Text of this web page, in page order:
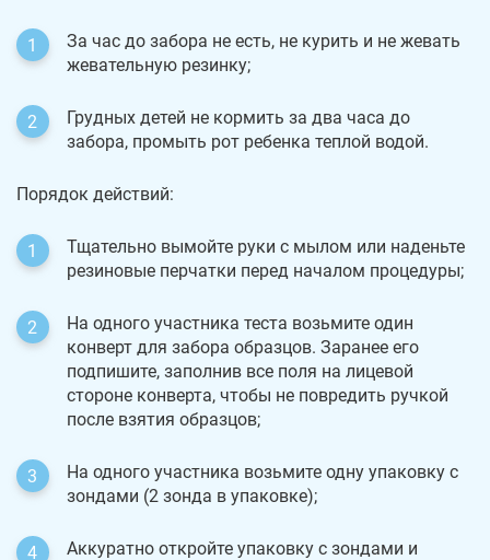
За час до забора не есть, не курить и не жевать
жевательную резинку;
Грудных детей не кормить за два часа до
забора, промыть рот ребенка теплой водой.
Порядок действий:
Тщательно вымойте руки с мылом или наденьте
резиновые перчатки перед началом процедуры;
На одного участника теста возьмите один
конверт для забора образцов. Заранее его
подпишите, заполнив все поля на лицевой
стороне конверта, чтобы не повредить ручкой
после взятия образцов;
На одного участника возьмите одну упаковку с
зондами (2 зонда в упаковке);
Аккуратно откройте упаковку с зондами и